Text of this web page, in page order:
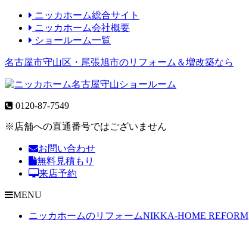
ニッカホーム総合サイト
ニッカホーム会社概要
ショールーム一覧
名古屋市守山区・尾張旭市のリフォーム＆増改築なら
0120-87-7549
※店舗への直通番号ではございません
お問い合わせ
無料見積もり
来店予約
MENU
ニッカホームのリフォームNIKKA-HOME REFORM